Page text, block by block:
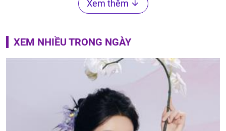
Xem thêm
XEM NHIỀU TRONG NGÀY